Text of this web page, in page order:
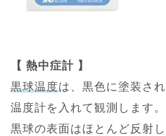
【 熱中症計 】
黒球温度は、黒色に塗装さ
温度計を入れて観測します。
黒球の表面はほとんど反射